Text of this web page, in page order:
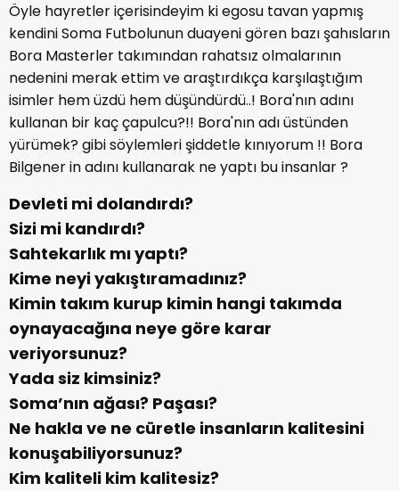
Öyle hayretler içerisindeyim ki egosu tavan yapmış
kendini Soma Futbolunun duayeni gören bazı şahısların
Bora Masterler takımından rahatsız olmalarının
nedenini merak ettim ve araştırdıkça karşılaştığım
isimler hem üzdü hem düşündürdü..! Bora'nın adını
kullanan bir kaç çapulcu?!! Bora'nın adı üstünden
yürümek? gibi söylemleri şiddetle kınıyorum !! Bora
Bilgener in adını kullanarak ne yaptı bu insanlar ?
Devleti mi dolandırdı?
Sizi mi kandırdı?
Sahtekarlık mı yaptı?
Kime neyi yakıştıramadınız?
Kimin takım kurup kimin hangi takımda
oynayacağına neye göre karar
veriyorsunuz?
Yada siz kimsiniz?
Soma’nın ağası? Paşası?
Ne hakla ve ne cüretle insanların kalitesini
konuşabiliyorsunuz?
Kim kaliteli kim kalitesiz?